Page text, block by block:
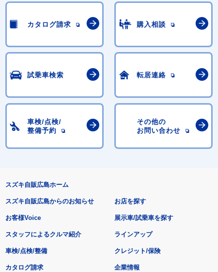
カタログ請求 購入相談
試乗車検索 転居連絡
車検/点検/
整備予約
その他の
お問い合わせ
スズキ自販広島ホーム
スズキ自販広島からのお知らせ
お客様Voice
スタッフによるクルマ紹介
お店を探す
展示車/試乗車を探す
ラインアップ
車検/点検/整備 クレジット/保険
カタログ請求 企業情報